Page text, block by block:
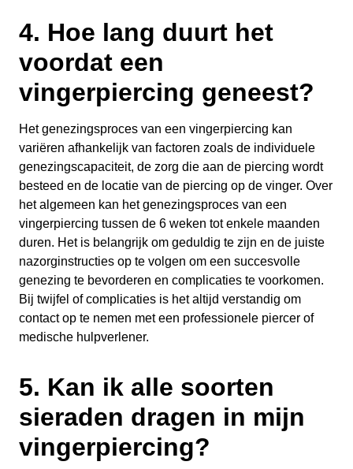
4. Hoe lang duurt het
voordat een
vingerpiercing geneest?
Het genezingsproces van een vingerpiercing kan
variëren afhankelijk van factoren zoals de individuele
genezingscapaciteit, de zorg die aan de piercing wordt
besteed en de locatie van de piercing op de vinger. Over
het algemeen kan het genezingsproces van een
vingerpiercing tussen de 6 weken tot enkele maanden
duren. Het is belangrijk om geduldig te zijn en de juiste
nazorginstructies op te volgen om een succesvolle
genezing te bevorderen en complicaties te voorkomen.
Bij twijfel of complicaties is het altijd verstandig om
contact op te nemen met een professionele piercer of
medische hulpverlener.
5. Kan ik alle soorten
sieraden dragen in mijn
vingerpiercing?